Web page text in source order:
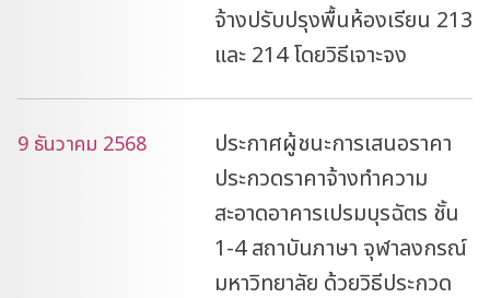
จ้างปรับปรุงพื้นห้องเรียน 213
และ 214 โดยวิธีเจาะจง
9 ธันวาคม 2568
ประกาศผู้ชนะการเสนอราคา
ประกวดราคาจ้างทำความ
สะอาดอาคารเปรมบุรฉัตร ชั้น
1-4 สถาบันภาษา จุฬาลงกรณ์
มหาวิทยาลัย ด้วยวิธีประกวด